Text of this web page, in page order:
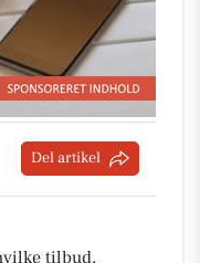
Del artikel
tilbud,